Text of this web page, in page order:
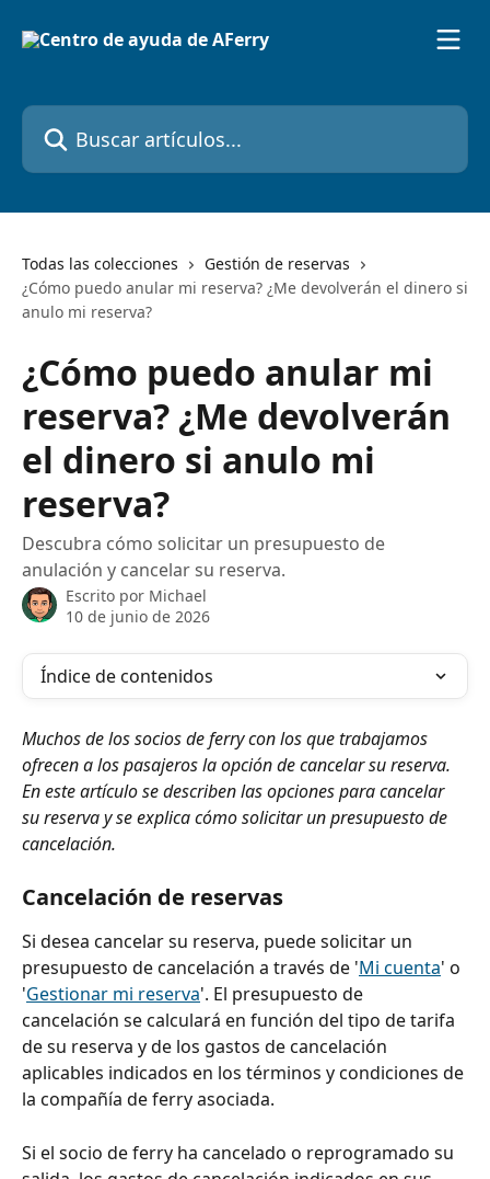
Buscar artículos...
Todas las colecciones
Gestión de reservas
¿Cómo puedo anular mi reserva? ¿Me devolverán el dinero si
anulo mi reserva?
¿Cómo puedo anular mi
reserva? ¿Me devolverán
el dinero si anulo mi
reserva?
Descubra cómo solicitar un presupuesto de
anulación y cancelar su reserva.
Escrito por Michael
10 de junio de 2026
Índice de contenidos
Muchos de los socios de ferry con los que trabajamos
ofrecen a los pasajeros la opción de cancelar su reserva.
En este artículo se describen las opciones para cancelar
su reserva y se explica cómo solicitar un presupuesto de
cancelación.
Cancelación de reservas
Si desea cancelar su reserva, puede solicitar un
presupuesto de cancelación a través de 'Mi cuenta' o
'Gestionar mi reserva'. El presupuesto de
cancelación se calculará en función del tipo de tarifa
de su reserva y de los gastos de cancelación
aplicables indicados en los términos y condiciones de
la compañía de ferry asociada.
Si el socio de ferry ha cancelado o reprogramado su